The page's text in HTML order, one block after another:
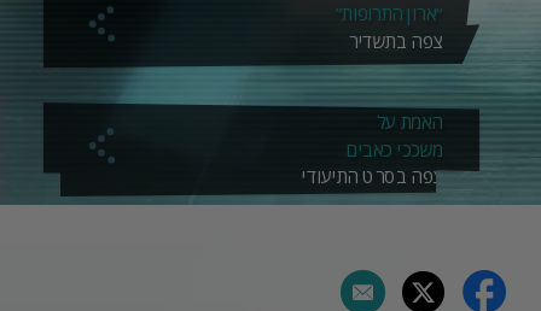
“ארון התרופות”
צפה בתשדיר
האמת על
משככי כאבים
צפה בסרט התיעודי